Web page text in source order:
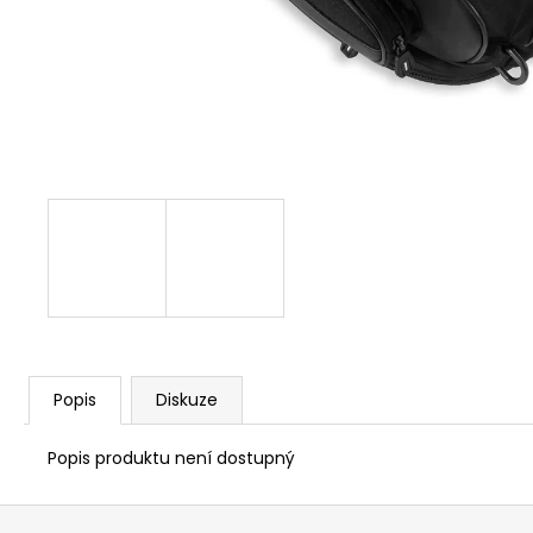
Popis Diskuze
Popis produktu není dostupný
Z